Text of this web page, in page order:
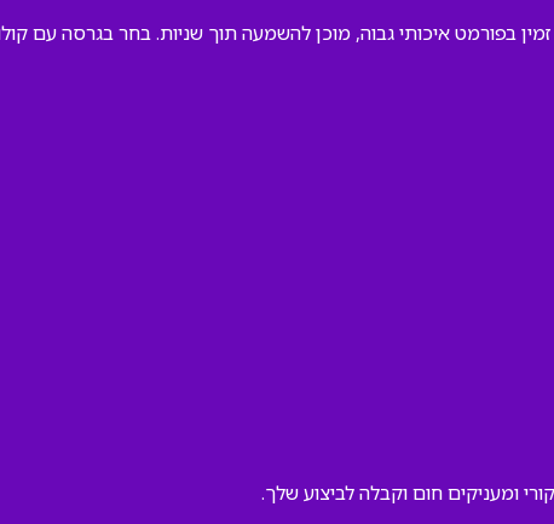
בפורמט איכותי גבוה, מוכן להשמעה תוך שניות. בחר בגרסה עם
ומעניקים חום וקבלה לביצוע שלך.